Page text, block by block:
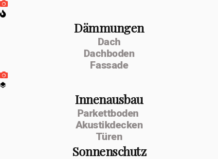
Dämmungen
Dach
Dachboden
Fassade
Innenausbau
Parkettboden
Akustikdecken
Türen
Sonnenschutz